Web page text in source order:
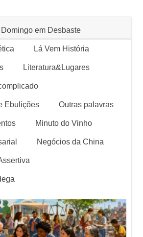
Domingo em Desbaste
Lá Vem História
Literatura&Lugares
Ebulições Outras palavras
Minuto do Vinho
Negócios da China